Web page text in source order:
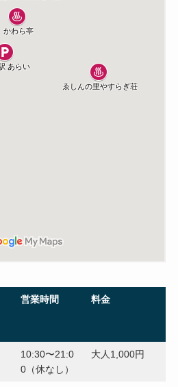
営業時間 料金
10:30〜21:0
0（休なし）
大人1,000円